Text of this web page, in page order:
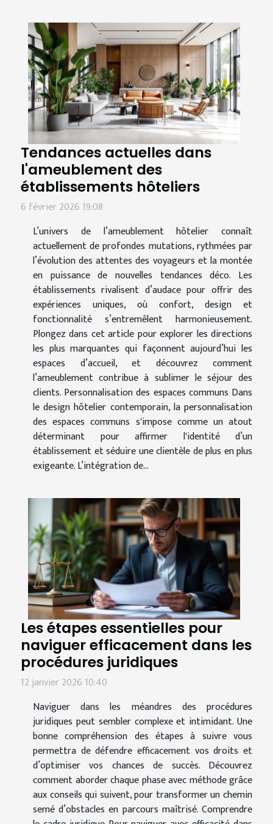
Tendances actuelles dans
l'ameublement des
établissements hôteliers
6 février 2026 19:08
L’univers de l’ameublement hôtelier connaît
actuellement de profondes mutations, rythmées par
l’évolution des attentes des voyageurs et la montée
en puissance de nouvelles tendances déco. Les
établissements rivalisent d’audace pour offrir des
expériences uniques, où confort, design et
fonctionnalité s’entremêlent harmonieusement.
Plongez dans cet article pour explorer les directions
les plus marquantes qui façonnent aujourd’hui les
espaces d’accueil, et découvrez comment
l’ameublement contribue à sublimer le séjour des
clients. Personnalisation des espaces communs Dans
le design hôtelier contemporain, la personnalisation
des espaces communs s'impose comme un atout
déterminant pour affirmer l'identité d’un
établissement et séduire une clientèle de plus en plus
exigeante. L’intégration de...
Les étapes essentielles pour
naviguer efficacement dans les
procédures juridiques
12 janvier 2026 10:40
Naviguer dans les méandres des procédures
juridiques peut sembler complexe et intimidant. Une
bonne compréhension des étapes à suivre vous
permettra de défendre efficacement vos droits et
d’optimiser vos chances de succès. Découvrez
comment aborder chaque phase avec méthode grâce
aux conseils qui suivent, pour transformer un chemin
semé d’obstacles en parcours maîtrisé. Comprendre